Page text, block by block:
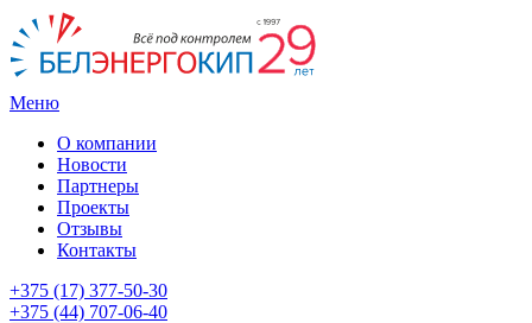
Меню
О компании
Новости
Партнеры
Проекты
Отзывы
Контакты
+375 (17) 377-50-30
+375 (44) 707-06-40